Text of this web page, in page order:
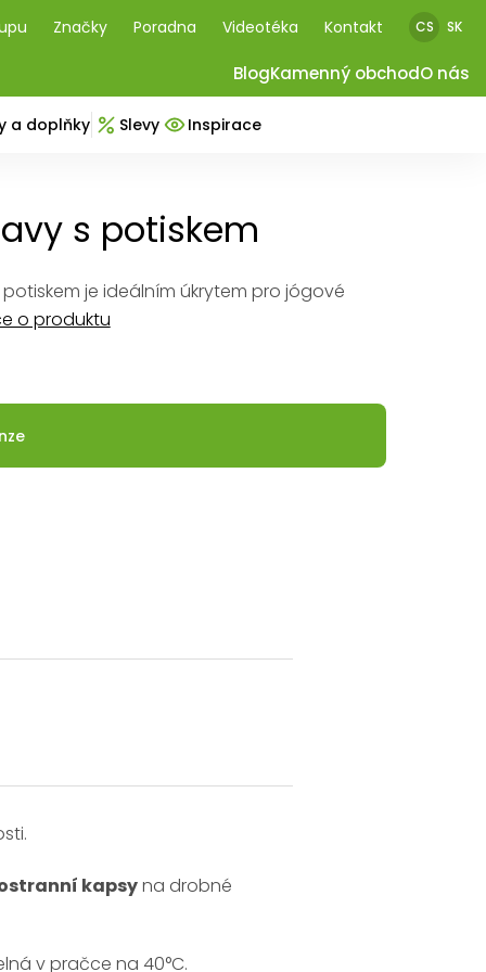
Značky Poradna Videotéka Kontakt CS SK
BlogKamenný obchodO nás
a doplňky Slevy Inspirace
s potiskem
je ideálním úkrytem pro jógové
o produktu
kapsyna drobné
v pračce na 40°C.